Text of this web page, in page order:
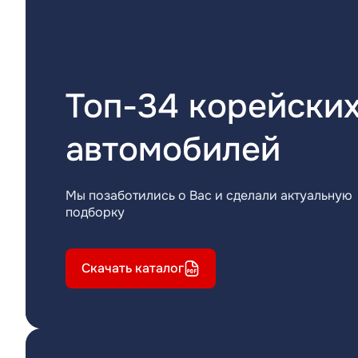
Топ-34
автомобилей
Мы позаботились о Вас и сделали актуальную
подборку
Скачать каталог